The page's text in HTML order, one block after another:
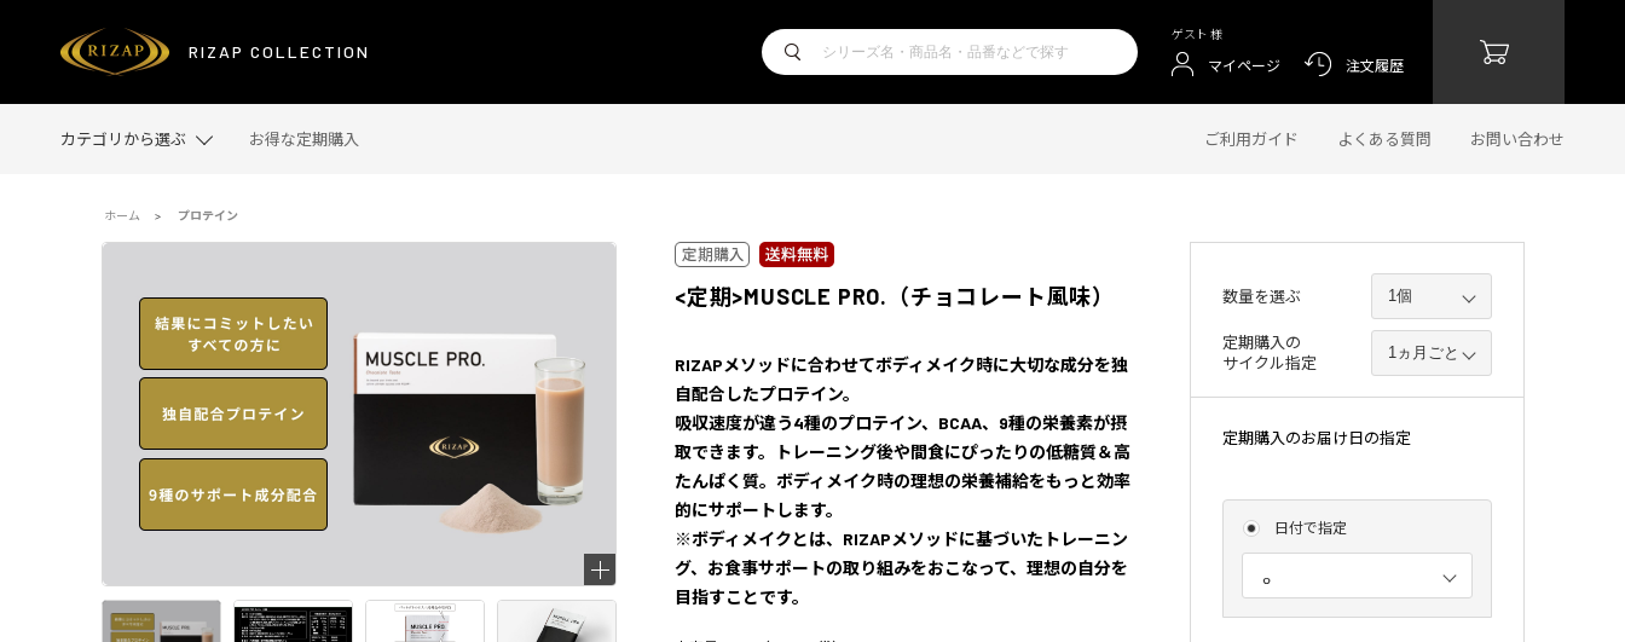
RIZAP COLLECTION
ゲスト 様
マイページ 注文履歴
カテゴリから選ぶ お得な定期購入 ご利用ガイド よくある質問 お問い合わせ
ホーム プロテイン
<定期>MUSCLE PRO.（チョコレート風味）
RIZAPメソッドに合わせてボディメイク時に大切な成分を独
自配合したプロテイン。
吸収速度が違う4種のプロテイン、BCAA、9種の栄養素が摂
取できます。トレーニング後や間食にぴったりの低糖質＆高
たんぱく質。ボディメイク時の理想の栄養補給をもっと効率
的にサポートします。
※ボディメイクとは、RIZAPメソッドに基づいたトレーニン
グ、お食事サポートの取り組みをおこなって、理想の自分を
目指すことです。
数量を選ぶ
定期購入の
サイクル指定
定期購入のお届け日の指定
日付で指定